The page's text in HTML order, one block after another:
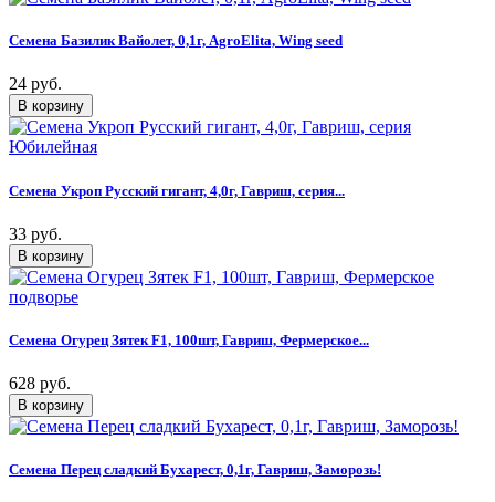
Семена Базилик Вайолет, 0,1г, AgroElita, Wing seed
24 руб.
Семена Укроп Русский гигант, 4,0г, Гавриш, серия...
33 руб.
Семена Огурец Зятек F1, 100шт, Гавриш, Фермерское...
628 руб.
Семена Перец сладкий Бухарест, 0,1г, Гавриш, Заморозь!